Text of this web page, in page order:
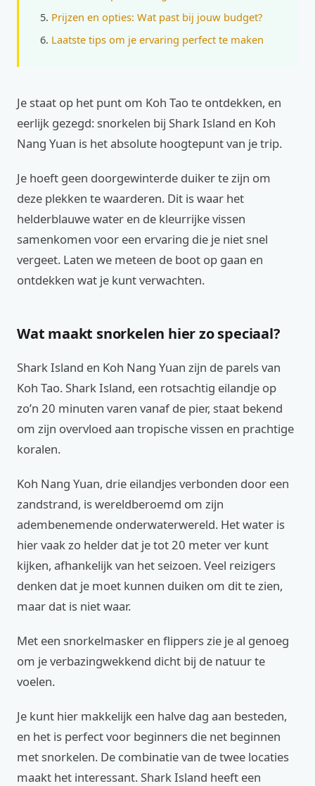
Prijzen en opties: Wat past bij jouw budget?
Laatste tips om je ervaring perfect te maken
Je staat op het punt om Koh Tao te ontdekken, en
eerlijk gezegd: snorkelen bij Shark Island en Koh
Nang Yuan is het absolute hoogtepunt van je trip.
Je hoeft geen doorgewinterde duiker te zijn om
deze plekken te waarderen. Dit is waar het
helderblauwe water en de kleurrijke vissen
samenkomen voor een ervaring die je niet snel
vergeet. Laten we meteen de boot op gaan en
ontdekken wat je kunt verwachten.
Wat maakt snorkelen hier zo speciaal?
Shark Island en Koh Nang Yuan zijn de parels van
Koh Tao. Shark Island, een rotsachtig eilandje op
zo’n 20 minuten varen vanaf de pier, staat bekend
om zijn overvloed aan tropische vissen en prachtige
koralen.
Koh Nang Yuan, drie eilandjes verbonden door een
zandstrand, is wereldberoemd om zijn
adembenemende onderwaterwereld. Het water is
hier vaak zo helder dat je tot 20 meter ver kunt
kijken, afhankelijk van het seizoen. Veel reizigers
denken dat je moet kunnen duiken om dit te zien,
maar dat is niet waar.
Met een snorkelmasker en flippers zie je al genoeg
om je verbazingwekkend dicht bij de natuur te
voelen.
Je kunt hier makkelijk een halve dag aan besteden,
en het is perfect voor beginners die net beginnen
met snorkelen. De combinatie van de twee locaties
maakt het interessant. Shark Island heeft een